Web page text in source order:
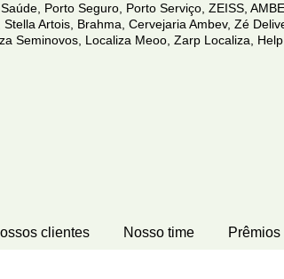
Porto Seguro, Porto Serviço, ZEISS,
Artois, Brahma, Cervejaria Ambev, Zé
Seminovos, Localiza Meoo, Zarp Localiza,
clientes Nosso time Prêmios